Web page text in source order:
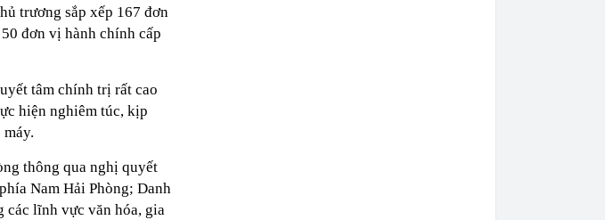
trương sắp xếp 167 đơn
đơn vị hành chính cấp
tâm chính trị rất cao
hiện nghiêm túc, kịp
thông qua nghị quyết
Nam Hải Phòng; Danh
các lĩnh vực văn hóa, gia